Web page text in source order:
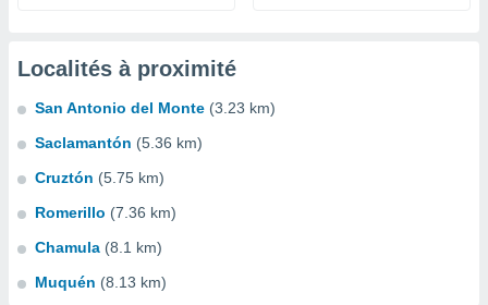
Localités à proximité
San Antonio del Monte (3.23 km)
Saclamantón (5.36 km)
Cruztón (5.75 km)
Romerillo (7.36 km)
Chamula (8.1 km)
Muquén (8.13 km)